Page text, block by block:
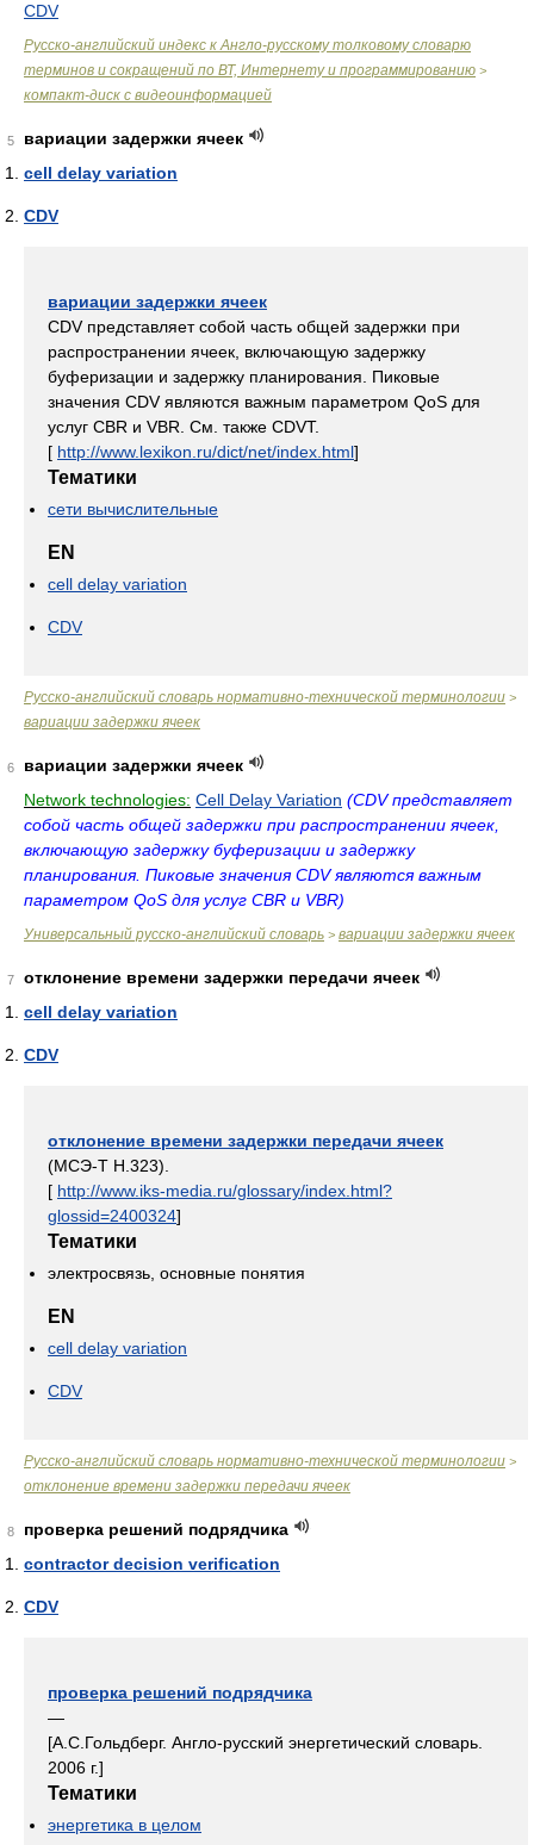
CDV
Русско-английский индекс к Англо-русскому толковому словарю
терминов и сокращений по ВТ, Интернету и программированию >
компакт-диск с видеоинформацией
5
вариации задержки ячеек
cell delay variation
CDV
вариации задержки ячеек
CDV представляет собой часть общей задержки при
распространении ячеек, включающую задержку
буферизации и задержку планирования. Пиковые
значения CDV являются важным параметром QoS для
услуг CBR и VBR. См. также CDVT.
[ http://www.lexikon.ru/dict/net/index.html]
Тематики
сети вычислительные
EN
cell delay variation
CDV
Русско-английский словарь нормативно-технической терминологии >
вариации задержки ячеек
6
вариации задержки ячеек
Network technologies: Cell Delay Variation (CDV представляет
собой часть общей задержки при распространении ячеек,
включающую задержку буферизации и задержку
планирования. Пиковые значения CDV являются важным
параметром QoS для услуг CBR и VBR)
Универсальный русско-английский словарь > вариации задержки ячеек
7
отклонение времени задержки передачи ячеек
cell delay variation
CDV
отклонение времени задержки передачи ячеек
(МСЭ-Т Н.323).
[ http://www.iks-media.ru/glossary/index.html?
glossid=2400324]
Тематики
электросвязь, основные понятия
EN
cell delay variation
CDV
Русско-английский словарь нормативно-технической терминологии >
отклонение времени задержки передачи ячеек
8
проверка решений подрядчика
contractor decision verification
CDV
проверка решений подрядчика
—
[А.С.Гольдберг. Англо-русский энергетический словарь.
2006 г.]
Тематики
энергетика в целом